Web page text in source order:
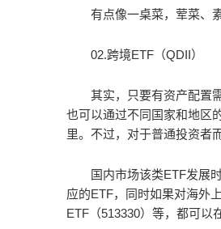
有点像一桌菜，荤菜、
02.跨境ETF（QDII）
其实，只要有资产配置
也可以通过不同国家和地区
里。不过，对于普通投资者
国内市场该类ETF发展
应的ETF，同时如果对海外
ETF（513330）等，都可以